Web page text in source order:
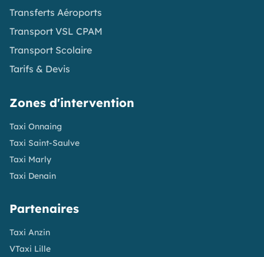
Transferts Aéroports
Transport VSL CPAM
Transport Scolaire
Tarifs & Devis
Zones d'intervention
Taxi Onnaing
Taxi Saint-Saulve
Taxi Marly
Taxi Denain
Partenaires
Taxi Anzin
VTaxi Lille